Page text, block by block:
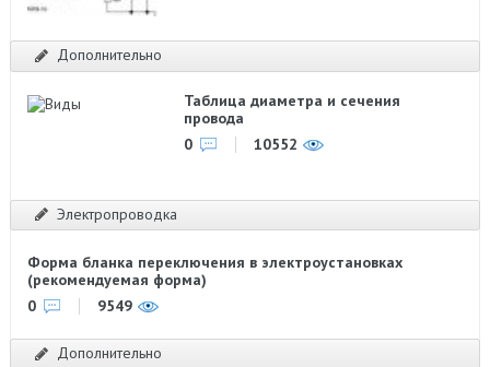
Дополнительно
Таблица диаметра и сечения
провода
0
10552
Электропроводка
Форма бланка переключения в электроустановках
(рекомендуемая форма)
0
9549
Дополнительно